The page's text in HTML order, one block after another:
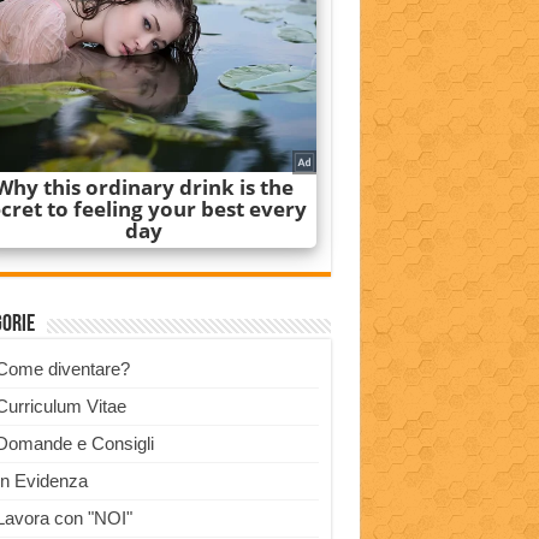
diventare?
Vitae
e Consigli
Evidenza
con "NOI"